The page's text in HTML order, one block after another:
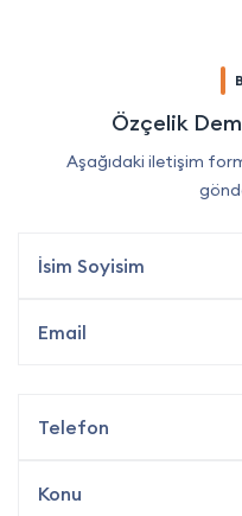
Özçelik
Aşağıdaki iletişim